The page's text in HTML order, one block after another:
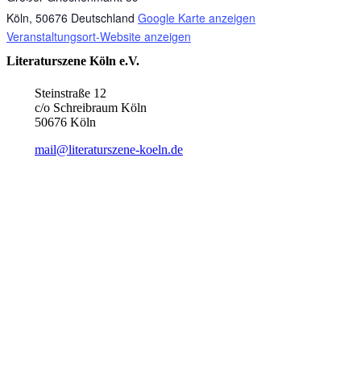
Köln, 50676 Deutschland Google Karte anzeigen
Veranstaltungsort-Website anzeigen
Literaturszene Köln e.V.
Steinstraße 12
c/o Schreibraum Köln
50676 Köln
mail@literaturszene-koeln.de